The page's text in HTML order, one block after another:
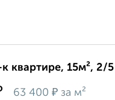
квартире, 15м², 2/
63 400 ₽ за м²